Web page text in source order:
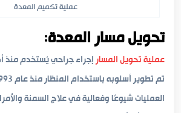
عملية تكميم المعدة
تحويل مسار المعدة:
عملية تحويل المسار
العمليات شيوعًا وفعالية في علاج السمنة